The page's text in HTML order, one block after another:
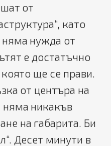
от
като
нужда от
е достатъчно
ще се прави.
от центъра на
няма никакъв
на габарита. Би
Десет минути в